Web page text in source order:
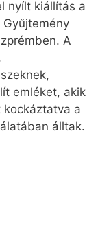
nyílt kiállítás a
Gyűjtemény
A
emléket, akik
kockáztatva a
álltak.